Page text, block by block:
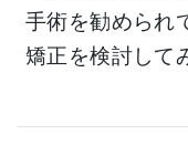
手術を勧められ
矯正を検討して